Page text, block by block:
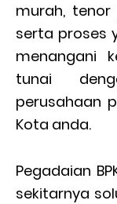
murah,
serta proses
menangani
tunai
perusahaan
Kota anda.
Pegadaian
sekitarnya